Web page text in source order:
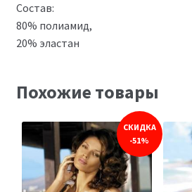
Состав:
80% полиамид,
20% эластан
Похожие товары
СКИДКА
-51%